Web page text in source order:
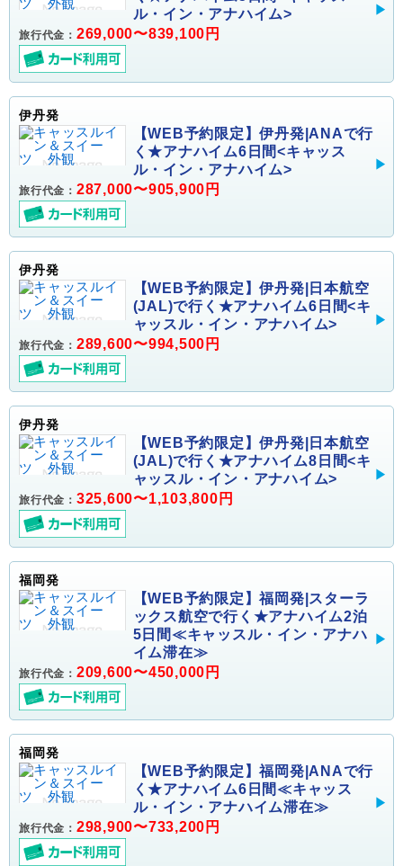
ル・イン・アナハイム>
旅行代金： 269,000〜839,100円
伊丹発
【WEB予約限定】伊丹発|ANAで行
く★アナハイム6日間<キャッス
ル・イン・アナハイム>
旅行代金： 287,000〜905,900円
伊丹発
【WEB予約限定】伊丹発|日本航空
(JAL)で行く★アナハイム6日間<キ
ャッスル・イン・アナハイム>
旅行代金： 289,600〜994,500円
伊丹発
【WEB予約限定】伊丹発|日本航空
(JAL)で行く★アナハイム8日間<キ
ャッスル・イン・アナハイム>
旅行代金： 325,600〜1,103,800円
福岡発
【WEB予約限定】福岡発|スターラ
ックス航空で行く★アナハイム2泊
5日間≪キャッスル・イン・アナハ
イム滞在≫
旅行代金： 209,600〜450,000円
福岡発
【WEB予約限定】福岡発|ANAで行
く★アナハイム6日間≪キャッス
ル・イン・アナハイム滞在≫
旅行代金： 298,900〜733,200円